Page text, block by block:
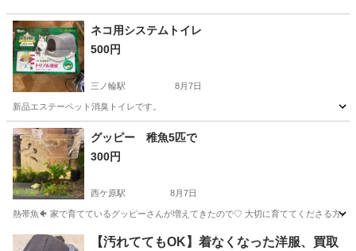
ネコ用システムトイレ
500円
三ノ輪駅 8月7日
新品エステーペット消臭トイレです。
東京 台東区 三ノ輪駅 その他
グッピー 稚魚5匹で
300円
西ケ原駅 8月7日
熱帯魚🐠 家で育てているグッピーさんが増えてきたので♡ 大切に育ててくださる方か
東京 北区 西ケ原駅 その他
【汚れててもOK】着なくなった洋服、買取